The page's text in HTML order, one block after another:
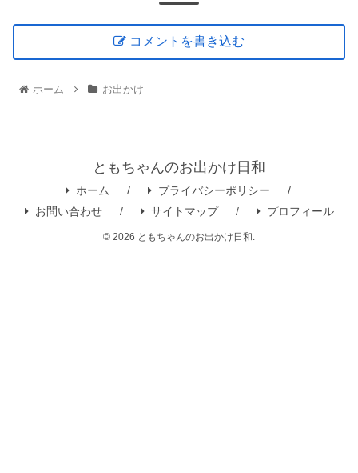
コメントを書き込む
ホーム お出かけ
ともちゃんのお出かけ日和
ホーム
プライバシーポリシー
お問い合わせ
サイトマップ プロフィール
© 2026 ともちゃんのお出かけ日和.